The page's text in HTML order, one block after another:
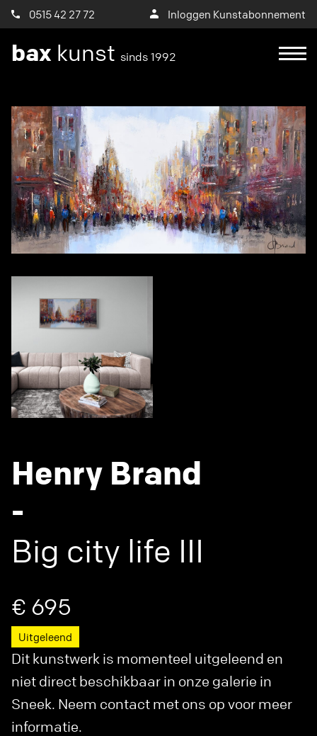
0515 42 27 72 Inloggen Kunstabonnement
bax kunst sinds 1992
Henry Brand
-
Big city life III
€ 695
Uitgeleend
Dit kunstwerk is momenteel uitgeleend en
niet direct beschikbaar in onze galerie in
Sneek. Neem contact met ons op voor meer
informatie.